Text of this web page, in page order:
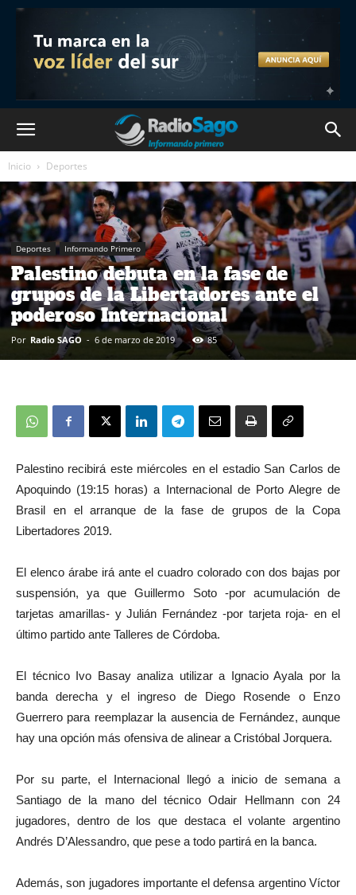
Inicio Deportes
Deportes Informando Primero
Palestino debuta en la fase de
grupos de la Libertadores ante el
poderoso Internacional
Por Radio SAGO - 6 de marzo de 2019 85
Palestino recibirá este miércoles en el estadio San Carlos de
Apoquindo (19:15 horas) a Internacional de Porto Alegre de
Brasil en el arranque de la fase de grupos de la Copa
Libertadores 2019.
El elenco árabe irá ante el cuadro colorado con dos bajas por
suspensión, ya que Guillermo Soto -por acumulación de
tarjetas amarillas- y Julián Fernández -por tarjeta roja- en el
último partido ante Talleres de Córdoba.
El técnico Ivo Basay analiza utilizar a Ignacio Ayala por la
banda derecha y el ingreso de Diego Rosende o Enzo
Guerrero para reemplazar la ausencia de Fernández, aunque
hay una opción más ofensiva de alinear a Cristóbal Jorquera.
Por su parte, el Internacional llegó a inicio de semana a
Santiago de la mano del técnico Odair Hellmann con 24
jugadores, dentro de los que destaca el volante argentino
Andrés D’Alessandro, que pese a todo partirá en la banca.
Además, son jugadores importante el defensa argentino Víctor